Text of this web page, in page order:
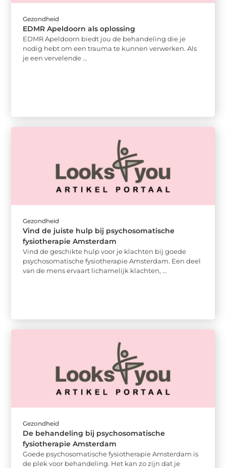
Gezondheid
EDMR Apeldoorn als oplossing
EDMR Apeldoorn biedt jou de behandeling die je
nodig hebt om een trauma te kunnen verwerken. Als
je een vervelende ...
Gezondheid
Vind de juiste hulp bij psychosomatische
fysiotherapie Amsterdam
Vind de geschikte hulp voor je klachten bij goede
psychosomatische fysiotherapie Amsterdam. Een deel
van de mens ervaart lichamelijk klachten, ...
Gezondheid
De behandeling bij psychosomatische
fysiotherapie Amsterdam
Goede psychosomatische fysiotherapie Amsterdam is
de plek voor behandeling. Het kan zo zijn dat je